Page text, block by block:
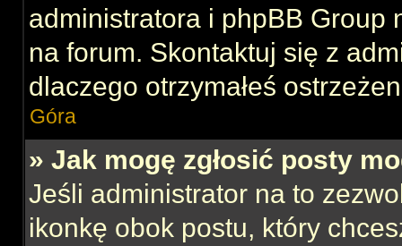
administratora i phpBB Group
na forum. Skontaktuj się z
dlaczego otrzymałeś
Góra
» Jak mogę zgłosić posty
Jeśli administrator na to
ikonkę obok postu, który